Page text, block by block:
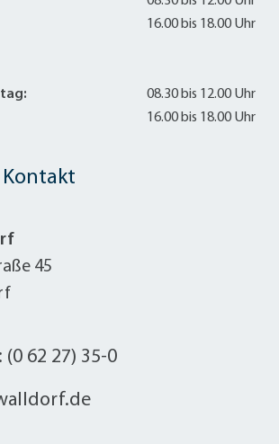
45
(0 62 27) 35-0
16.00 bis 18.00 Uhr
08.30 bis 12.00 Uhr
16.00 bis 18.00 Uhr